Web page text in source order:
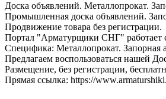
Доска объявлений. Металлопрокат.
Промышленная доска объявлений.
Продвижение товара без регистрации.
Портал "Арматурщики СНГ" работает
Специфика: Металлопрокат. Запорная
Предлагаем воспользоваться нашей
Размещение, без регистрации,
Прямая ссылка: https://